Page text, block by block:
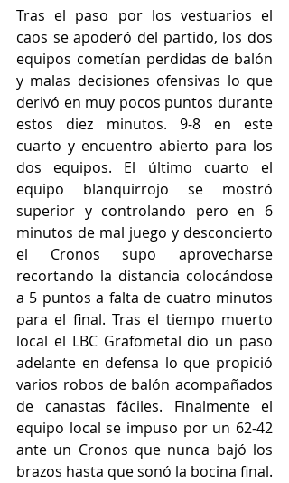
Tras el paso por los vestuarios el
caos se apoderó del partido, los dos
equipos cometían perdidas de balón
y malas decisiones ofensivas lo que
derivó en muy pocos puntos durante
estos diez minutos. 9-8 en este
cuarto y encuentro abierto para los
dos equipos. El último cuarto el
equipo blanquirrojo se mostró
superior y controlando pero en 6
minutos de mal juego y desconcierto
el Cronos supo aprovecharse
recortando la distancia colocándose
a 5 puntos a falta de cuatro minutos
para el final. Tras el tiempo muerto
local el LBC Grafometal dio un paso
adelante en defensa lo que propició
varios robos de balón acompañados
de canastas fáciles. Finalmente el
equipo local se impuso por un 62-42
ante un Cronos que nunca bajó los
brazos hasta que sonó la bocina final.